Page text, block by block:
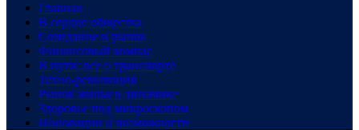
Главная
В сердце общества
Созидание и рынок
Финансовый компас
В пути: все о транспорте
Техно-революция
Рынок жилья в динамике
Здоровье под микроскопом
Инновации и возможности